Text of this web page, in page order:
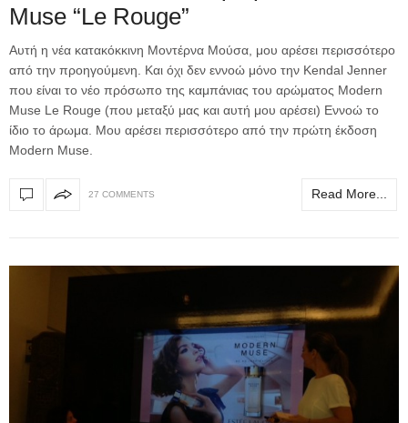
Muse “Le Rouge”
Αυτή η νέα κατακόκκινη Μοντέρνα Μούσα, μου αρέσει περισσότερο
από την προηγούμενη. Και όχι δεν εννοώ μόνο την Kendal Jenner
που είναι το νέο πρόσωπο της καμπάνιας του αρώματος Modern
Muse Le Rouge (που μεταξύ μας και αυτή μου αρέσει) Εννοώ το
ίδιο το άρωμα. Μου αρέσει περισσότερο από την πρώτη έκδοση
Modern Muse.
27 COMMENTS Read More...